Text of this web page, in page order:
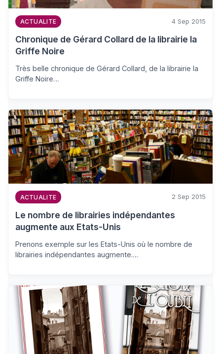
ACTUALITE 4 Sep 2015
Chronique de Gérard Collard de la librairie la
Griffe Noire
Très belle chronique de Gérard Collard, de la librairie la
Griffe Noire…
ACTUALITE 2 Sep 2015
Le nombre de librairies indépendantes
augmente aux Etats-Unis
Prenons exemple sur les Etats-Unis où le nombre de
librairies indépendantes augmente.…